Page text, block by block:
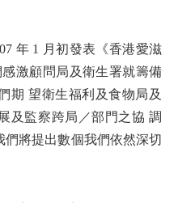
年 1 月初發表《香港愛滋
感激顧問局及衛生署就籌備
期 望衛生福利及食物局及
及監察跨局／部門之協 調
將提出數個我們依然深切